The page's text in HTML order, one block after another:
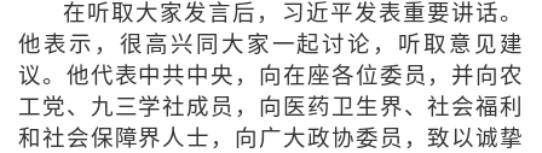
在听取大家发言后，习近平发表重要讲话。
他表示，很高兴同大家一起讨论，听取意见建
议。他代表中共中央，向在座各位委员，并向农
工党、九三学社成员，向医药卫生界、社会福利
和社会保障界人士，向广大政协委员，致以诚挚